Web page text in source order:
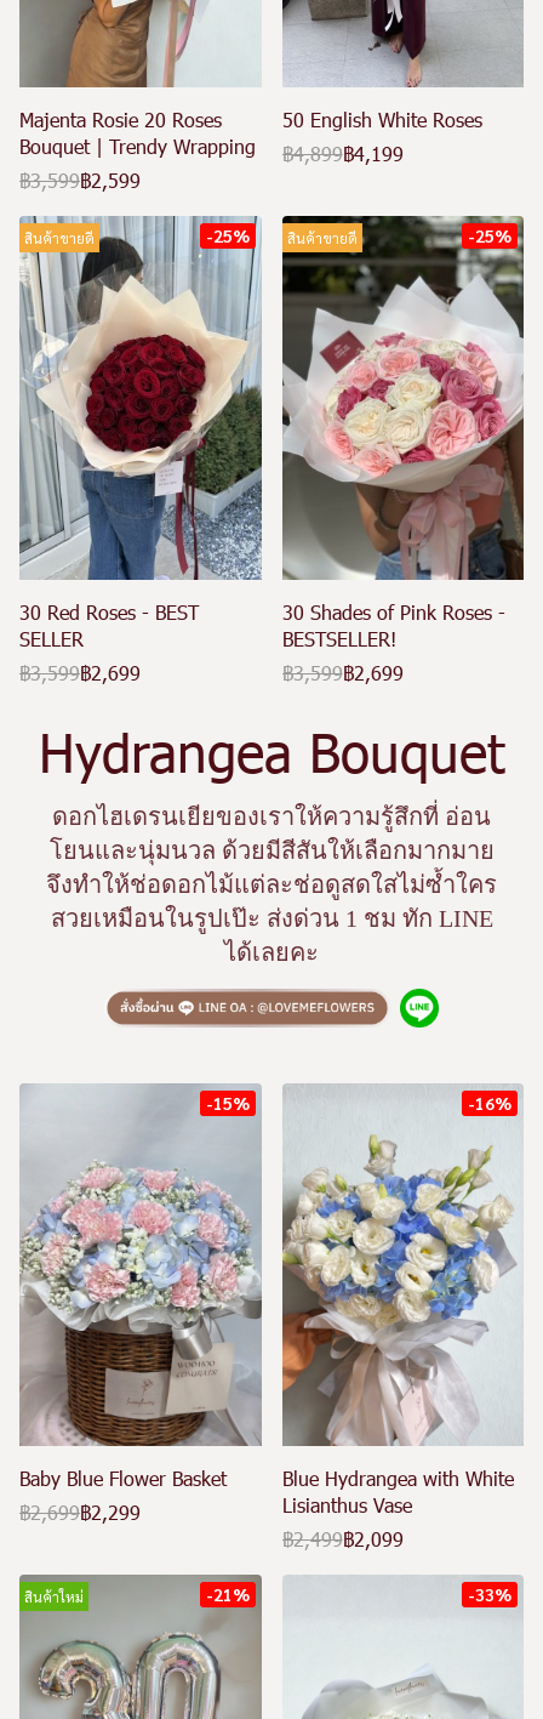
Majenta Rosie 20 Roses
Bouquet | Trendy Wrapping
฿3,599฿2,599
50 English White Roses
฿4,899฿4,199
สินค้าขายดี -25%
30 Red Roses - BEST
SELLER
฿3,599฿2,699
สินค้าขายดี -25%
30 Shades of Pink Roses -
BESTSELLER!
฿3,599฿2,699
Hydrangea Bouquet
ดอกไฮเดรนเยียของเราให้ความรู้สึกที่ อ่อน
โยนและนุ่มนวล ด้วยมีสีสันให้เลือกมากมาย
จึงทำให้ช่อดอกไม้แต่ละช่อดูสดใสไม่ซ้ำใคร
สวยเหมือนในรูปเป๊ะ ส่งด่วน 1 ชม ทัก LINE
ได้เลยคะ
-15%
Baby Blue Flower Basket
฿2,699฿2,299
-16%
Blue Hydrangea with White
Lisianthus Vase
฿2,499฿2,099
สินค้าใหม่ -21% -33%